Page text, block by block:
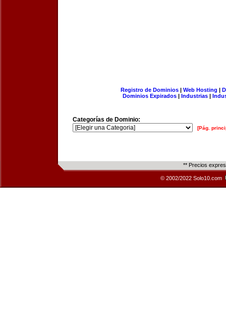
Registro de Dominios| Web Hosting |
Dominios Expirados | Industrias |
Categorías de Dominio:
[Pág.
** Precios
© 2002/2022 Solo10.com